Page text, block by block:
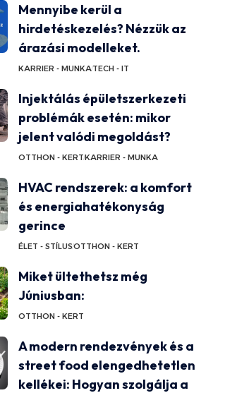
Mennyibe kerül a
hirdetéskezelés? Nézzük az
árazási modelleket.
KARRIER - MUNKATECH - IT
Injektálás épületszerkezeti
problémák esetén: mikor
jelent valódi megoldást?
OTTHON - KERTKARRIER - MUNKA
HVAC rendszerek: a komfort
és energiahatékonyság
gerince
ÉLET - STÍLUSOTTHON - KERT
Miket ültethetsz még
Júniusban:
OTTHON - KERT
A modern rendezvények és a
street food elengedhetetlen
kellékei: Hogyan szolgálja a